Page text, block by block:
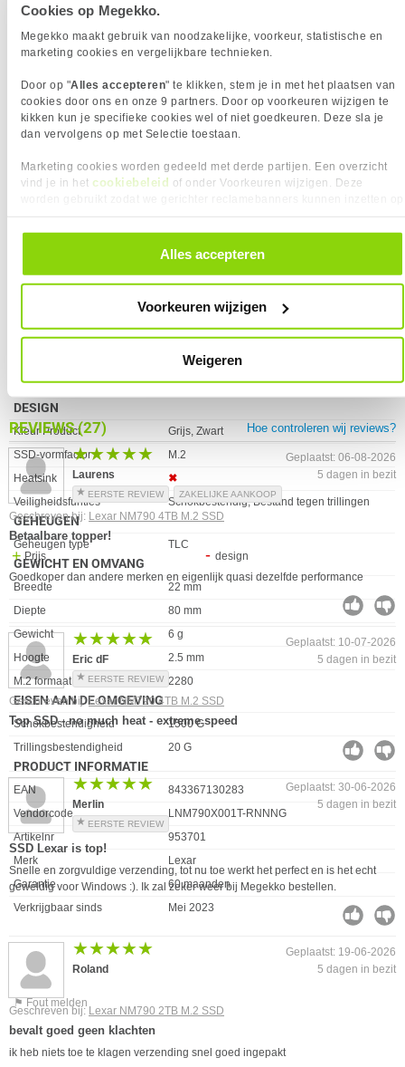
Cookies op Megekko.
Megekko maakt gebruik van noodzakelijke, voorkeur, statistische en
marketing cookies en vergelijkbare technieken.
Door op "Alles accepteren" te klikken, stem je in met het plaatsen van
cookies door ons en onze 9 partners. Door op voorkeuren wijzigen te
kikken kun je specifieke cookies wel of niet goedkeuren. Deze sla je
dan vervolgens op met Selectie toestaan.
Marketing cookies worden gedeeld met derde partijen. Een overzicht
vind je in het cookiebeleid of onder Voorkeuren wijzigen. Deze
alle cookies. Je kunt je gegeven toestemming altijd intrekken, dit doe je
door in de footer van onze website te klikken op ‘Cookievoorkeuren’
Alles accepteren
Voorkeuren wijzigen
Weigeren
SSD Opslagcapaciteit: 1000 GB
Eigenschap Waarde
Leessnelheid (max)
7400 MB/s
Mean time between failures
(MTBF)
1500000 uur
Minimum operationele
temperatuur
0 °C
NVM Express (NVMe)
✓︎
NVM Express (NVMe) versie
1.4
lanes
x4
6500 MB/s
KENMERKEN
DESIGN
Eigenschap Waarde
Kleur Product
Grijs, Zwart
SSD-vormfactor
M.2
Heatsink
✖︎
Veiligheidsfunties
Schokbestendig, Bestand tegen trillingen
GEHEUGEN
Eigenschap Waarde
Geheugen type TLC
GEWICHT EN OMVANG
Eigenschap
Breedte
22 mm
Diepte
80 mm
Gewicht
6 g
Hoogte
2.5 mm
M.2 formaat
2280
EISEN AAN DE OMGEVING
Eigenschap Waarde
Schokbestendigheid
1500 G
Trillingsbestendigheid
20 G
PRODUCT INFORMATIE
EAN
843367130283
Vendorcode
LNM790X001T-RNNNG
Artikelnr
953701
Merk
Lexar
Garantie
60 maanden
Verkrijgbaar sinds
Mei 2023
⚑ Fout melden
419,- 259,90
154,
Patriot Memory VP4300 Lite 4TB M.2
429,-
REVIEWS(27) Hoe controleren wij reviews?
★★★★★
★★★★★
Laurens
EERSTE REVIEW ZAKELIJKE AANKOOP
Geschreven bij: Lexar NM790 4TB M.2 SSD
Geplaatst: 06-08-2026
5 dagen in bezit
Betaalbare topper!
Prijs
design
Goedkoper dan andere merken en eigenlijk quasi dezelfde performance
★★★★★
★★★★★
Eric dF
EERSTE REVIEW
Geschreven bij: Lexar NM790 4TB M.2 SSD
Geplaatst: 10-07-2026
5 dagen in bezit
Top SSD - no much heat - extreme speed
★★★★★
★★★★★
Merlin
EERSTE REVIEW
Geplaatst: 30-06-2026
5 dagen in bezit
SSD Lexar is top!
Snelle en zorgvuldige verzending, tot nu toe werkt het perfect en is het echt
geweldig voor Windows :). Ik zal zeker weer bij Megekko bestellen.
★★★★★
★★★★★
Roland
Geschreven bij: Lexar NM790 2TB M.2 SSD
Geplaatst: 19-06-2026
5 dagen in bezit
bevalt goed geen klachten
ik heb niets toe te klagen verzending snel goed ingepakt